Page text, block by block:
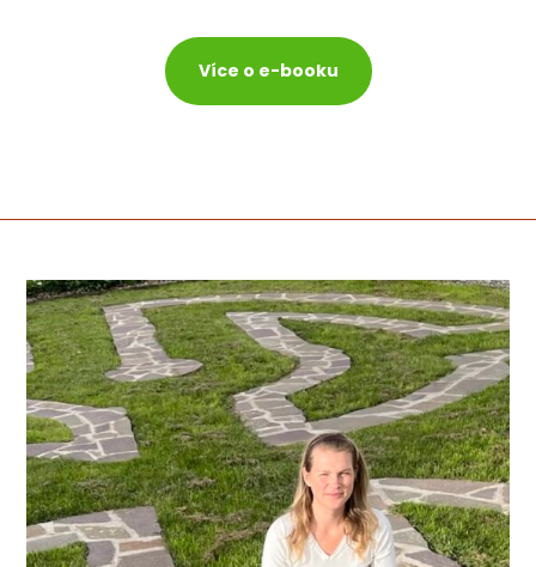
Více o e-booku